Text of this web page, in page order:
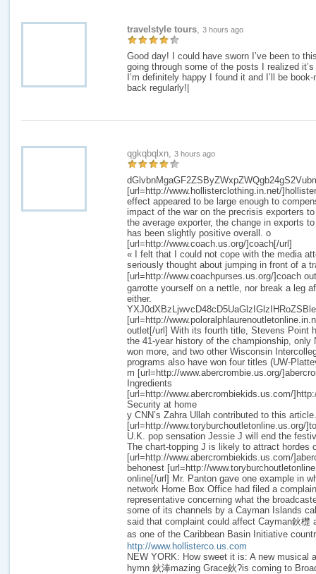
travelstyle tours, 3 hours ago
Good day! I could have sworn I’ve been to
going through some of the posts I realized
I’m definitely happy I found it and I’ll be
back regularly!|
qgkqbqlxn, 3 hours ago
[url=http://www.hollisterclothing.in.net/
effect appeared to be large enough to
impact of the war on the precrisis exporters
the average exporter, the change in exports
has been slightly positive overall. o
[url=http://www.coach.us.org/]coach[/url]
« I felt that I could not cope with the media
seriously thought about jumping in front of a
[url=http://www.coachpurses.us.org/]coach
garrotte yourself on a nettle, nor break a leg
either.
[url=http://
outlet[/url] With its fourth title, Stevens Point
the 41-year history of the championship, only
won more, and two other Wisconsin
programs also have won four titles (UW-
m [url=http://www.abercrombie.us.org/
Ingredients
[url=http://www.abercrombiekids.us.com/
Security at home
y CNN’s Zahra Ullah contributed to this article.
[url=http://www.toryburchoutletonline.us.org/
U.K. pop sensation Jessie J will end the
The chart-topping J is likely to attract hordes
[url=http://www.abercrombiekids.us.com/
behonest [url=http://
online[/url] Mr. Panton gave one example in
network Home Box Office had filed a
representative concerning what the
some of its channels by a Cayman Islands
said that complaint could affect Cayman鈥檚
as one of the Caribbean Basin Initiative
http://www.hollisterco.us.com
NEW YORK: How sweet it is: A new musical
hymn 鈥淎mazing Grace鈥?is coming to